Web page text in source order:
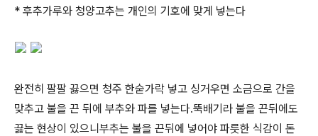
* 후추가루와 청양고추는 개인의 기호에 맞게 넣는다
완전히 팔팔 끓으면 청주 한숟가락 넣고 싱거우면 소금으로 간을
맞추고 불을 끈 뒤에 부추와 파를 넣는다.뚝배기라 불을 끈뒤에도
끓는 현상이 있으니부추는 불을 끈뒤에 넣어야 파릇한 식감이 돈